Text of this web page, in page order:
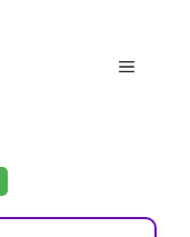
Meny